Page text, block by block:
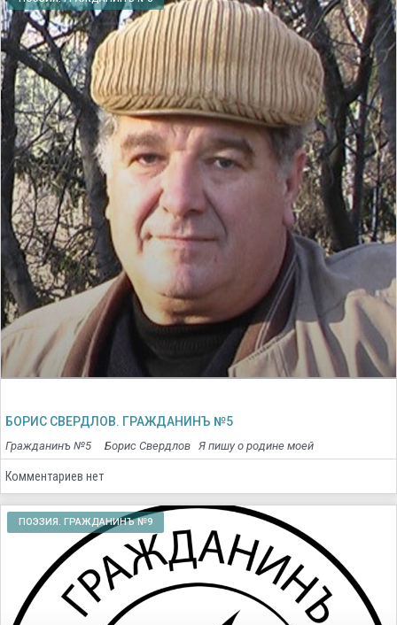
БОРИС СВЕРДЛОВ. ГРАЖДАНИНЪ №5
Гражданинъ №5 Борис Свердлов Я пишу о родине моей
Комментариев нет
ПОЭЗИЯ. ГРАЖДАНИНЪ №9